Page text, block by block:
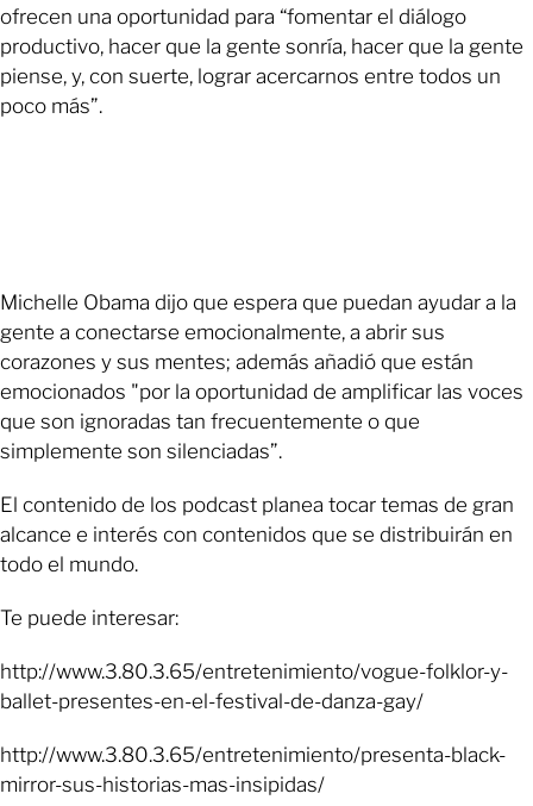
ofrecen una oportunidad para “fomentar el diálogo
productivo, hacer que la gente sonría, hacer que la gente
piense, y, con suerte, lograr acercarnos entre todos un
poco más”.
Michelle Obama dijo que espera que puedan ayudar a la
gente a conectarse emocionalmente, a abrir sus
corazones y sus mentes; además añadió que están
emocionados "por la oportunidad de amplificar las voces
que son ignoradas tan frecuentemente o que
simplemente son silenciadas”.
El contenido de los podcast planea tocar temas de gran
alcance e interés con contenidos que se distribuirán en
todo el mundo.
Te puede interesar:
http://www.3.80.3.65/entretenimiento/vogue-folklor-y-
ballet-presentes-en-el-festival-de-danza-gay/
http://www.3.80.3.65/entretenimiento/presenta-black-
mirror-sus-historias-mas-insipidas/